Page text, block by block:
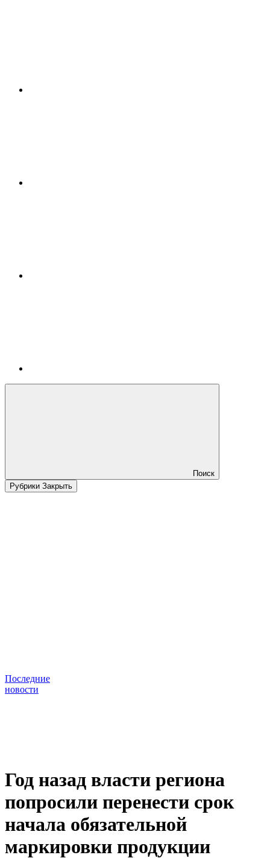
Поиск
Рубрики Закрыть
Последние
новости
Год назад власти региона
попросили перенести срок
начала обязательной
маркировки продукции